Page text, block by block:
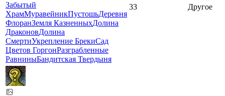
Забытый
ХрамМуравейникПустошьДеревня
ФлоранЗемля КазненныхДолина
ДраконовДолина
СмертиУкрепление БрекиСад
Цветов ГоргонРазграбленные
РавниныБандитская Твердыня
33 Другое